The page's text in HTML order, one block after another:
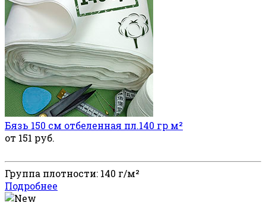
Бязь 150 см отбеленная пл.140 гр м²
от 151 руб.
Группа плотности: 140 г/м²
Подробнее